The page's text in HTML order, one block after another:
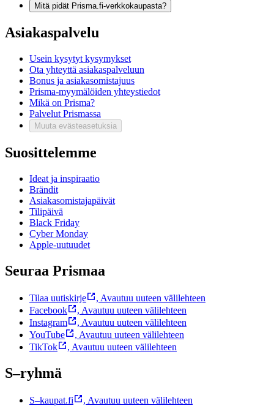
Mitä pidät Prisma.fi-verkkokaupasta?
Asiakaspalvelu
Usein kysytyt kysymykset
Ota yhteyttä asiakaspalveluun
Bonus ja asiakasomistajuus
Prisma-myymälöiden yhteystiedot
Mikä on Prisma?
Palvelut Prismassa
Muuta evästeasetuksia
Suosittelemme
Ideat ja inspiraatio
Brändit
Asiakasomistajapäivät
Tilipäivä
Black Friday
Cyber Monday
Apple-uutuudet
Seuraa Prismaa
Tilaa uutiskirje , Avautuu uuteen välilehteen
Facebook
, Avautuu uuteen välilehteen
Instagram
, Avautuu uuteen välilehteen
YouTube
, Avautuu uuteen välilehteen
TikTok
, Avautuu uuteen välilehteen
S–ryhmä
S–kaupat.fi , Avautuu uuteen välilehteen